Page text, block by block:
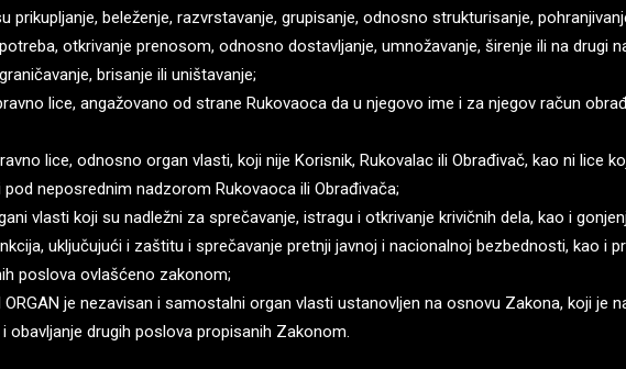
prikupljanje, beleženje, razvrstavanje, grupisanje, odnosno strukturisanje,
otkrivanje prenosom, odnosno dostavljanje, umnožavanje, širenje ili na drugi
brisanje ili uništavanje;
lice, angažovano od strane Rukovaoca da u njegovo ime i za njegov račun
lice, odnosno organ vlasti, koji nije Korisnik, Rukovalac ili Obrađivač, kao ni lice
neposrednim nadzorom Rukovaoca ili Obrađivača;
vlasti koji su nadležni za sprečavanje, istragu i otkrivanje krivičnih dela, kao i
uključujući i zaštitu i sprečavanje pretnji javnoj i nacionalnoj bezbednosti, kao i
poslova ovlašćeno zakonom;
ORGAN je nezavisan i samostalni organ vlasti ustanovljen na osnovu Zakona, koji je
obavljanje drugih poslova propisanih Zakonom.